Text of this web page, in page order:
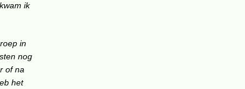
ik
in
nog
of na
het